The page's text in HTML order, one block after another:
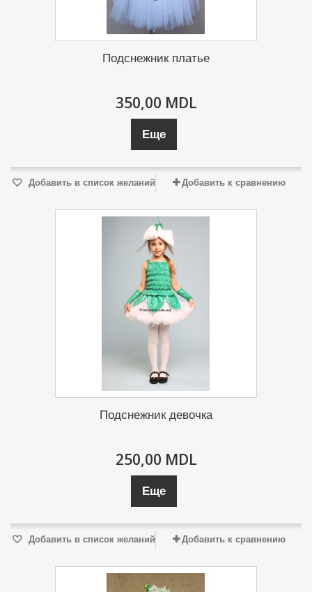
Подснежник платье
350,00 MDL
Еще
Добавить в список желаний Добавить к сравнению
Подснежник девочка
250,00 MDL
Еще
Добавить в список желаний Добавить к сравнению